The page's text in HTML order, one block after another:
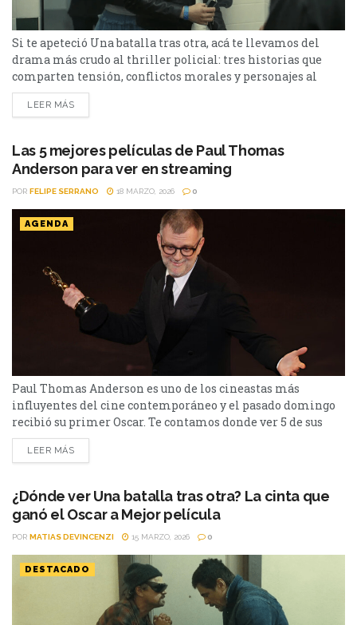
Si te apeteció Una batalla tras otra, acá te llevamos del
drama más crudo al thriller policial: tres historias que
comparten tensión, conflictos morales y personajes al
límite. El fenómeno de Una batalla tras otra no solo arrasó
en premios, también dejó una marca por su intensidad
Anderson combina acción, drama...
LEER MÁS
Las 5 mejores películas de Paul Thomas
Anderson para ver en streaming
POR FELIPE SERRANO 18 MARZO, 2026 0
AGENDA
Paul Thomas Anderson es uno de los cineastas más
influyentes del cine contemporáneo y el pasado domingo
recibió su primer Oscar. Te contamos donde ver 5 de sus
mejores películas. 1. There Will Be Blood (2007) Disponible
en: Prime Video (alquiler) Probablemente su obra maestra.
soledad, con un Daniel Day-Lewis...
LEER MÁS
¿Dónde ver Una batalla tras otra? La cinta que
ganó el Oscar a Mejor película
POR MATIAS DEVINCENZI 15 MARZO, 2026 0
DESTACADO